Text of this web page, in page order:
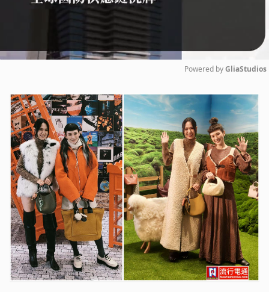
Mute
Powered by GliaStudios